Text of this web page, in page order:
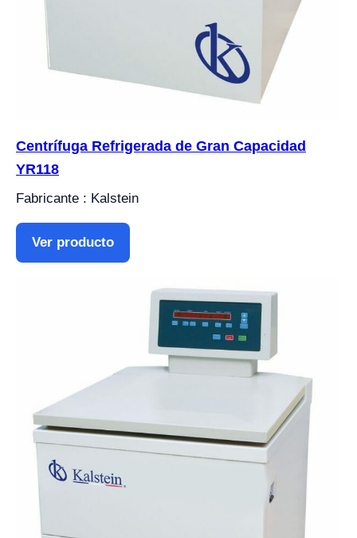
Centrífuga Refrigerada de Gran Capacidad
YR118
Fabricante : Kalstein
Ver producto